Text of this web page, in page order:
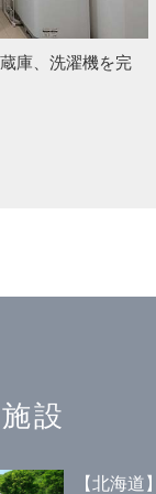
庫、洗濯機を完
設
【北海